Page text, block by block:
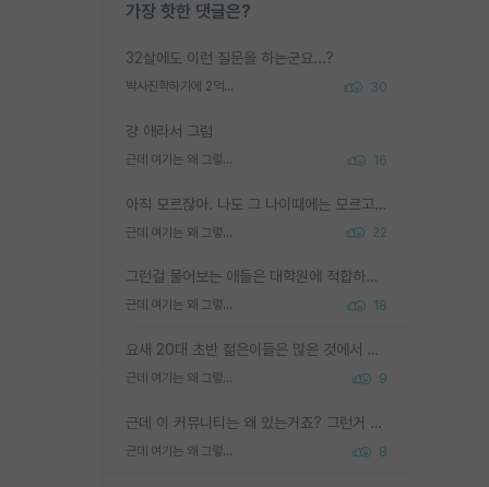
가장 핫한 댓글은?
32살에도 이런 질문을 하는군요...?
박사진학하기에 2억은 괜찮은 (?) 정도의 경제력인가요 30
걍 애라서 그럼
근데 여기는 왜 그렇게 SPK를 물어보는거임? 16
아직 모르잖아. 나도 그 나이때에는 모르고 평가 받고 안심하고 싶었어.
근데 여기는 왜 그렇게 SPK를 물어보는거임? 22
그런걸 물어보는 애들은 대학원에 적합하지 않다
근데 여기는 왜 그렇게 SPK를 물어보는거임? 18
요새 20대 초반 젊은이들은 많은 것에서 가성비를 따지더라고요. 내가 이 정도 인풋을 넣었을 때 그만큼 아웃풋이 나올 것인가? 사실 아웃풋이 인풋 대비 리니어하게 나오지 않는 영역을 시도하기 싫어한다는 느낌입니다.
근데 여기는 왜 그렇게 SPK를 물어보는거임? 9
근데 이 커뮤니티는 왜 있는거죠? 그런거 쉽게 물어볼수있어서 있는거 아닌가요? 그렇게 보기 싫으면 커뮤니티도 하지마시지 그러면
근데 여기는 왜 그렇게 SPK를 물어보는거임? 8